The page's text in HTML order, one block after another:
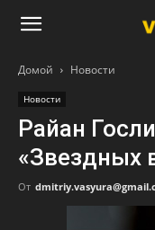
Домой Новости
Новости
Райан
«Звездных
От